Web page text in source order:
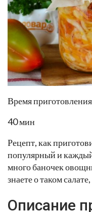
Время
40 мин
Рецепт, как
популярный и
много баночек
знаете о таком
Описание